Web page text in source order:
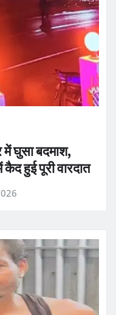
घुसा बदमाश,
हुई पूरी वारदात